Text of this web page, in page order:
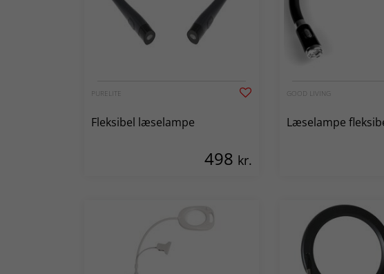
PURELITE
Fleksibel læselampe
498 kr.
GOOD LIVING
Læselampe